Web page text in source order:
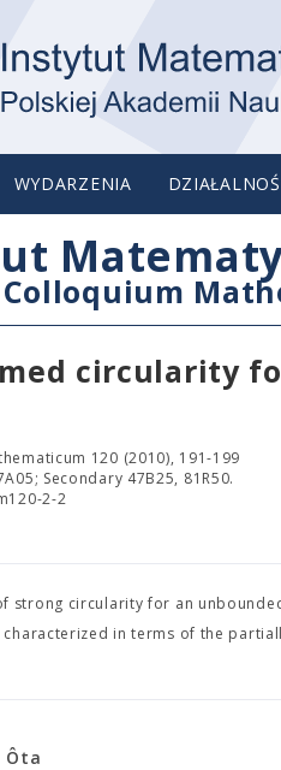
WYDARZENIA
Colloquium
circularity
120 (2010), 191-199
Secondary 47B25, 81R50.
2-2
strong circularity for an
characterized in terms of the
Ôta